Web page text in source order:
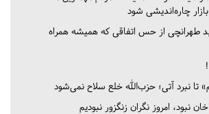
چاره‌اندیشی شود
طهرانچی از حس اتفاقی که همیشه همراه
تا نبرد آتی؛ حزب‌الله خلع سلاح نمی‌شود
نبود، امروز نگران زنگزور نبودیم